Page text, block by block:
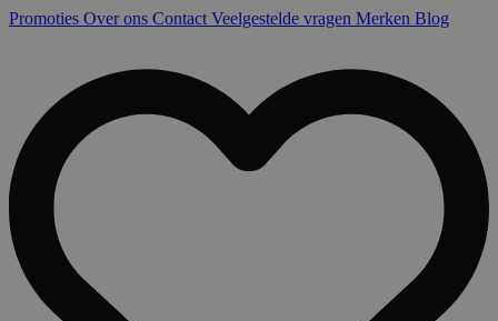
Promoties Over ons Contact Veelgestelde vragen Merken Blog